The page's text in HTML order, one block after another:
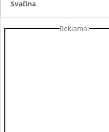
Svačina
Reklama: